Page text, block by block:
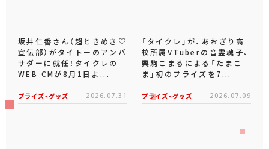
坂井仁香さん（超ときめき♡
宣伝部）がタイトーのアンバ
サダーに就任！タイクレの
WEB CMが8月1日よ...
プライズ・グッズ 2026.07.31
「タイクレ」が、あおぎり高
校所属VTuberの音霊魂子、
栗駒こまるによる「たまこ
ま」初のプライズを7...
プライズ・グッズ 2026.07.09